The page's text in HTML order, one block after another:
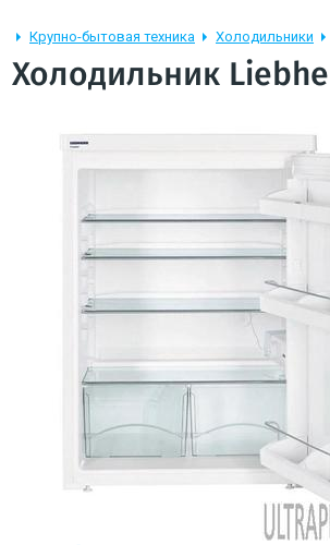
Крупно-бытовая техника Холодильники
Холодильник